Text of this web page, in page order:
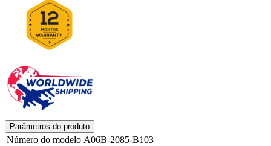
Parâmetros do produto
Número do modelo A06B-2085-B103